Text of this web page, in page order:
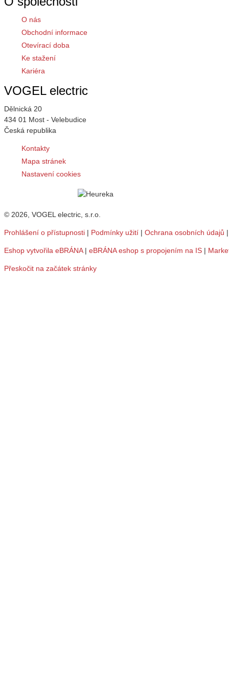
O nás
Obchodní informace
Otevírací doba
Ke stažení
Kariéra
VOGEL electric
Dělnická 20
434 01 Most - Velebudice
Česká republika
Kontakty
Mapa stránek
Nastavení cookies
© 2026, VOGEL electric, s.r.o.
Prohlášení o přístupnosti | Podmínky užití | Ochrana osobních údajů
Eshop vytvořila eBRÁNA| eBRÁNA eshop s propojením na IS |
Přeskočit na začátek stránky